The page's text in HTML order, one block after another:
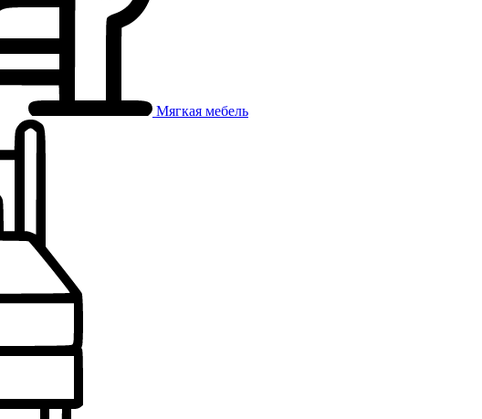
Мягкая мебель